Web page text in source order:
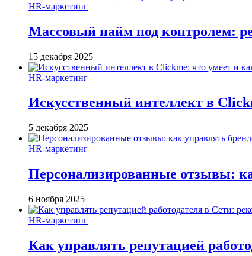
HR-маркетинг
Массовый найм под контролем:
15 декабря 2025
HR-маркетинг
Искусственный интеллект в
5 декабря 2025
HR-маркетинг
Персонализированные отзывы:
6 ноября 2025
HR-маркетинг
Как управлять репутацией